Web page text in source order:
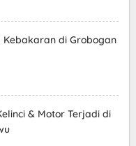
Kebakaran di Grobogan
& Motor Terjadi di